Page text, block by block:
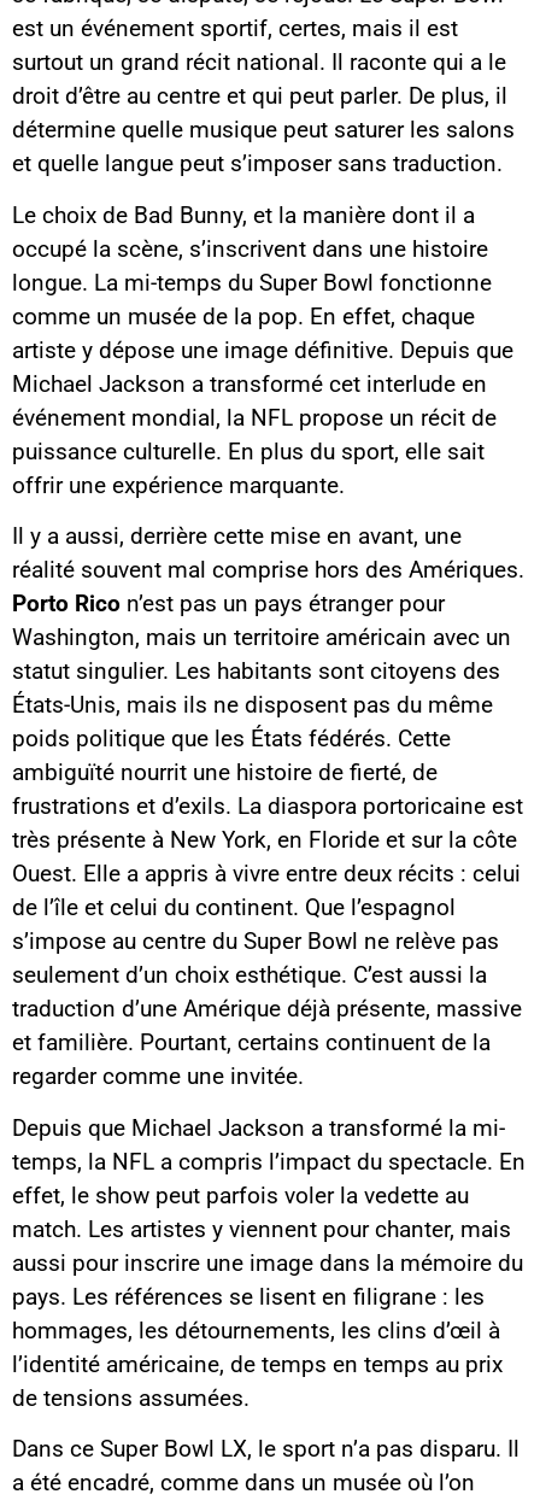
est un événement sportif, certes, mais il est
surtout un grand récit national. Il raconte qui a le
droit d’être au centre et qui peut parler. De plus, il
détermine quelle musique peut saturer les salons
et quelle langue peut s’imposer sans traduction.
Le choix de Bad Bunny, et la manière dont il a
occupé la scène, s’inscrivent dans une histoire
longue. La mi-temps du Super Bowl fonctionne
comme un musée de la pop. En effet, chaque
artiste y dépose une image définitive. Depuis que
Michael Jackson a transformé cet interlude en
événement mondial, la NFL propose un récit de
puissance culturelle. En plus du sport, elle sait
offrir une expérience marquante.
Il y a aussi, derrière cette mise en avant, une
réalité souvent mal comprise hors des Amériques.
Porto Rico n’est pas un pays étranger pour
Washington, mais un territoire américain avec un
statut singulier. Les habitants sont citoyens des
États-Unis, mais ils ne disposent pas du même
poids politique que les États fédérés. Cette
ambiguïté nourrit une histoire de fierté, de
frustrations et d’exils. La diaspora portoricaine est
très présente à New York, en Floride et sur la côte
Ouest. Elle a appris à vivre entre deux récits : celui
de l’île et celui du continent. Que l’espagnol
s’impose au centre du Super Bowl ne relève pas
seulement d’un choix esthétique. C’est aussi la
traduction d’une Amérique déjà présente, massive
et familière. Pourtant, certains continuent de la
regarder comme une invitée.
Depuis que Michael Jackson a transformé la mi-
temps, la NFL a compris l’impact du spectacle. En
effet, le show peut parfois voler la vedette au
match. Les artistes y viennent pour chanter, mais
aussi pour inscrire une image dans la mémoire du
pays. Les références se lisent en filigrane : les
hommages, les détournements, les clins d’œil à
l’identité américaine, de temps en temps au prix
de tensions assumées.
Dans ce Super Bowl LX, le sport n’a pas disparu. Il
a été encadré, comme dans un musée où l’on